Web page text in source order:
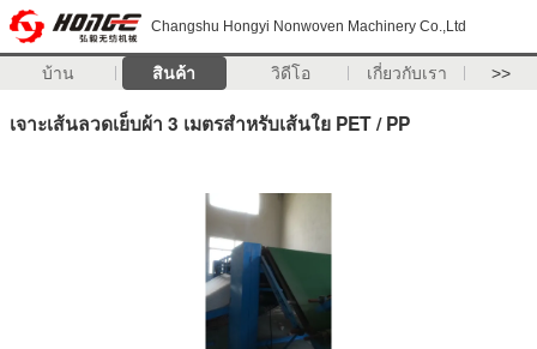
Changshu Hongyi Nonwoven Machinery Co.,Ltd
บ้าน สินค้า วิดีโอ เกี่ยวกับเรา >>
เจาะเส้นลวดเย็บผ้า 3 เมตรสำหรับเส้นใย PET / PP